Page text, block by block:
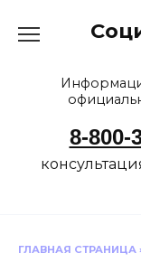
8-800-
ГЛАВНАЯ СТРАНИЦА